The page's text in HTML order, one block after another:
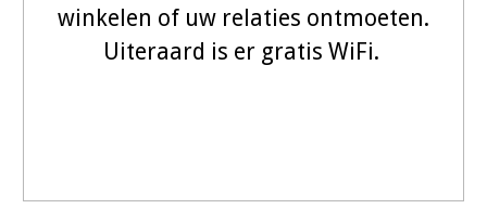
winkelen of uw relaties ontmoeten.
Uiteraard is er gratis WiFi.